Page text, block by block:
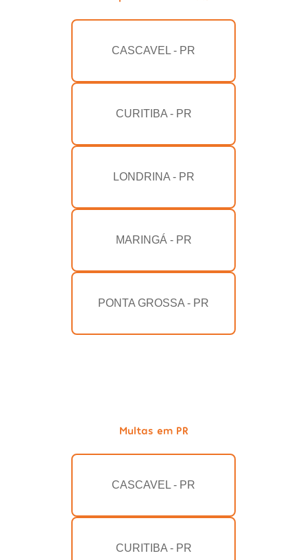
CASCAVEL - PR
CURITIBA - PR
LONDRINA - PR
MARINGÁ - PR
PONTA GROSSA - PR
Multas em PR
CASCAVEL - PR
CURITIBA - PR